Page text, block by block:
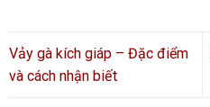
Vảy gà kích giáp – Đặc điểm
và cách nhận biết